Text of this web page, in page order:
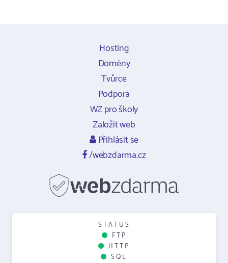
Hosting
Domény
Tvůrce
Podpora
WZ pro školy
Založit web
Přihlásit se
/webzdarma.cz
STATUS
FTP
HTTP
SQL